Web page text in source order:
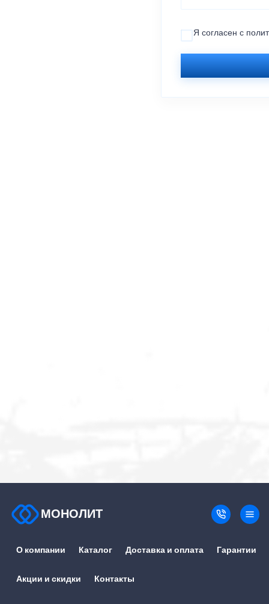
Я согласен с
МОНОЛИТ
О компании Каталог Доставка и оплата Гарантии
Акции и скидки Контакты